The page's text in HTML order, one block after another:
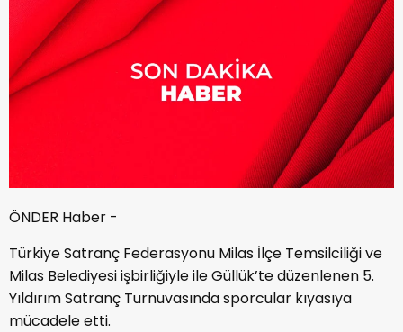
ÖNDER Haber -
Türkiye Satranç Federasyonu Milas İlçe Temsilciliği ve
Milas Belediyesi işbirliğiyle ile Güllük’te düzenlenen 5.
Yıldırım Satranç Turnuvasında sporcular kıyasıya
mücadele etti.